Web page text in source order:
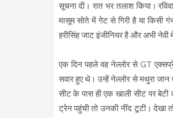
सूचना दी। रात भर तलाश किया।
मासूम सोते में गेट से गिरी है या किसी
हरीसिंह जाट इंजीनियर है और अभी
एक दिन पहले वह नेल्लोर से GT
सवार हुए थे। उन्हें नेल्लोर से मथुरा
सीट के पास ही एक खाली सीट पर
ट्रेन पहुंची तो उनकी नींद टूटी। देखा